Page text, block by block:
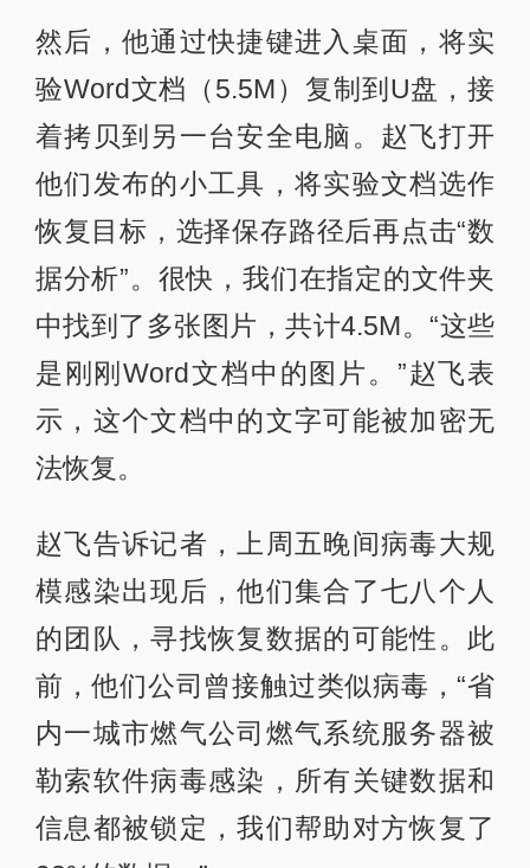
然后，他通过快捷键进入桌面，将实
验Word文档（5.5M）复制到U盘，接
着拷贝到另一台安全电脑。赵飞打开
他们发布的小工具，将实验文档选作
恢复目标，选择保存路径后再点击“数
据分析”。很快，我们在指定的文件夹
中找到了多张图片，共计4.5M。“这些
是刚刚Word文档中的图片。”赵飞表
示，这个文档中的文字可能被加密无
法恢复。
赵飞告诉记者，上周五晚间病毒大规
模感染出现后，他们集合了七八个人
的团队，寻找恢复数据的可能性。此
前，他们公司曾接触过类似病毒，“省
内一城市燃气公司燃气系统服务器被
勒索软件病毒感染，所有关键数据和
信息都被锁定，我们帮助对方恢复了